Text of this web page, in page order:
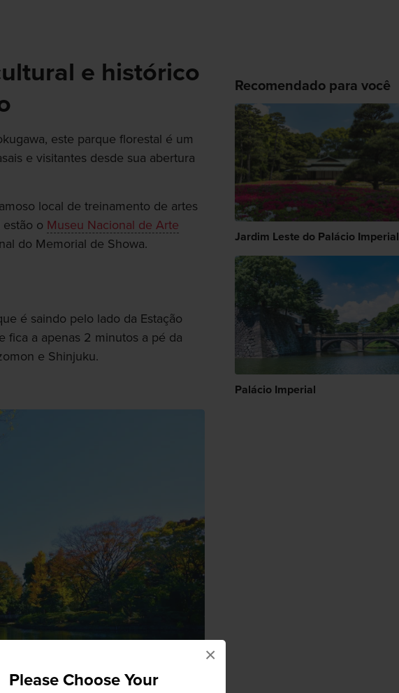
Please Choose Your
×
e histórico
este parque florestal é um
e visitantes desde sua abertura
local de treinamento de artes
o Museu Nacional de Arte
do Memorial de Showa.
é saindo pelo lado da Estação
fica a apenas 2 minutos a pé da
e Shinjuku.
Recomendado para você
Jardim Leste do Palácio Imperial
Palácio Imperial